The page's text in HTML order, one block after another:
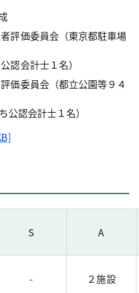
評価委員会（東京都駐車場
認会計士１名）
価委員会（都立公園等９４
公認会計士１名）
S A
- ２施設